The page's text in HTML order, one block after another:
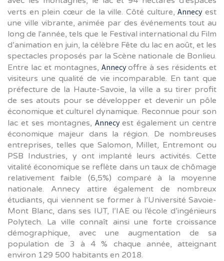
verts en plein cœur de la ville. Côté culture,Annecyest
une ville vibrante, animée par des événements tout au
long de l'année, tels que le Festival international du Film
d’animation en juin, la célèbre Fête du lac en août, et les
spectacles proposés par la Scène nationale de Bonlieu.
Entre lac et montagnes, Annecyoffre à ses résidents et
visiteurs une qualité de vie incomparable. En tant que
préfecture de la Haute-Savoie, la ville a su tirer profit
de ses atouts pour se développer et devenir un pôle
économique et culturel dynamique. Reconnue pour son
lac et ses montagnes, Annecyest également un centre
économique majeur dans la région. De nombreuses
entreprises, telles que Salomon, Millet, Entremont ou
PSB Industries, y ont implanté leurs activités. Cette
vitalité économique se reflète dans un taux de chômage
relativement faible (6,5%) comparé à la moyenne
nationale. Annecy attire également de nombreux
étudiants, qui viennent se former à l’Université Savoie-
Mont Blanc, dans ses IUT, l’IAE ou l’école d’ingénieurs
Polytech. La ville connaît ainsi une forte croissance
démographique, avec une augmentation de sa
population de 3 à 4 % chaque année, atteignant
environ 129 500 habitants en 2018.